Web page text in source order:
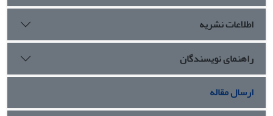
اطلاعات نشریه
راهنمای نویسندگان
ارسال مقاله